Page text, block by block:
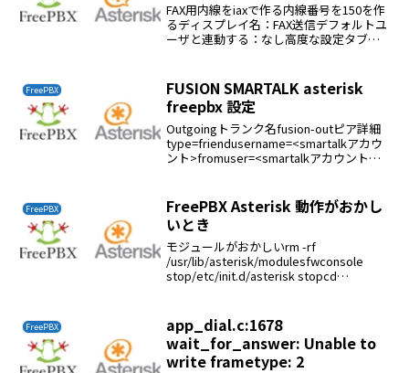
FAX用内線をiaxで作る内線番号を150を作
るディスプレイ名：FAX送信デフォルトユ
ーザと連動する：なし高度な設定タブ内
FreePBX
FUSION SMARTALK asterisk
freepbx 設定
Outgoingトランク名fusion-outピア詳細
type=friendusername=<smartalkアカウ
ント>fromuser=<smartalkアカウント
FreePBX
FreePBX Asterisk 動作がおかし
いとき
モジュールがおかしいrm -rf
/usr/lib/asterisk/modulesfwconsole
stop/etc/init.d/asterisk stopcd
FreePBX
app_dial.c:1678
wait_for_answer: Unable to
write frametype: 2